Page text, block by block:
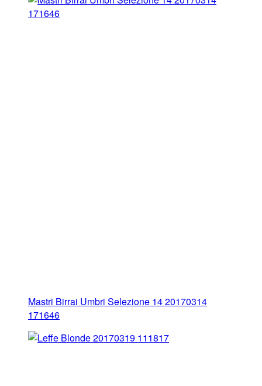
Mastri Birrai Umbri Selezione 14 20170314
171646